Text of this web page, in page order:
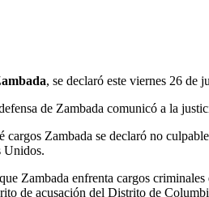
, se declaró este viernes 26 de
de Zambada comunicó a la
cargos Zambada se declaró no
Unidos.
Zambada enfrenta cargos
de acusación del Distrito de